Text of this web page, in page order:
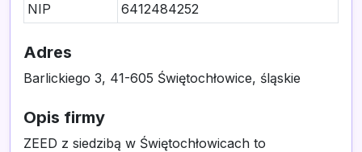
NIP 6412484252
Adres
Barlickiego 3, 41-605 Świętochłowice, śląskie
Opis firmy
ZEED z siedzibą w Świętochłowicach to